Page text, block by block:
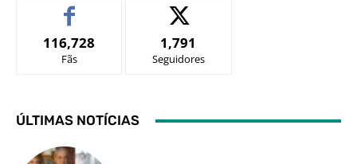
116,728
Fãs
1,791
Seguidores
ÚLTIMAS NOTÍCIAS